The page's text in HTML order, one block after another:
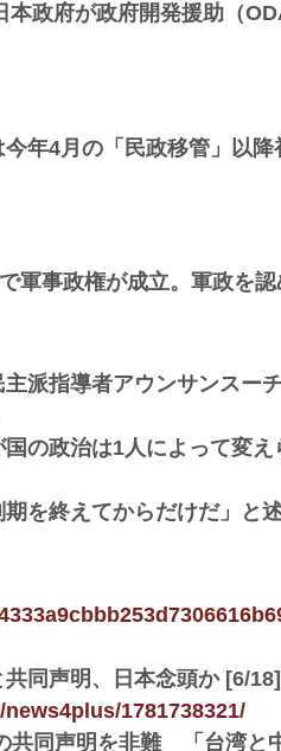
本政府が政府開発援助（
年4月の「民政移管」以
軍事政権が成立。軍政を
派指導者アウンサンスー
国の政治は1人によって変
を終えてからだけだ」と述
同声明、日本念頭か [6/
1781738321/
共同声明を非難 「台湾と